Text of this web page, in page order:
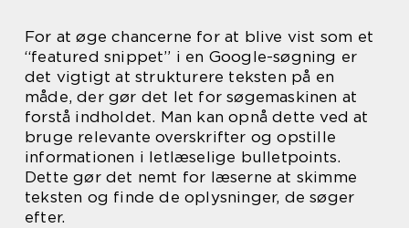
For at øge chancerne for at blive vist som et
“featured snippet” i en Google-søgning er
det vigtigt at strukturere teksten på en
måde, der gør det let for søgemaskinen at
forstå indholdet. Man kan opnå dette ved at
bruge relevante overskrifter og opstille
informationen i letlæselige bulletpoints.
Dette gør det nemt for læserne at skimme
teksten og finde de oplysninger, de søger
efter.